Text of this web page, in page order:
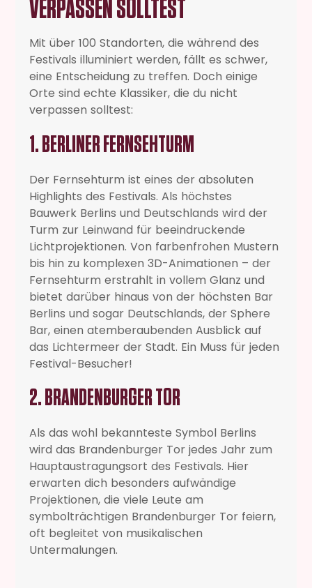
VERPASSEN SOLLTEST
Mit über 100 Standorten, die während des
Festivals illuminiert werden, fällt es schwer,
eine Entscheidung zu treffen. Doch einige
Orte sind echte Klassiker, die du nicht
verpassen solltest:
1. BERLINER FERNSEHTURM
Der Fernsehturm ist eines der absoluten
Highlights des Festivals. Als höchstes
Bauwerk Berlins und Deutschlands wird der
Turm zur Leinwand für beeindruckende
Lichtprojektionen. Von farbenfrohen Mustern
bis hin zu komplexen 3D-Animationen – der
Fernsehturm erstrahlt in vollem Glanz und
bietet darüber hinaus von der höchsten Bar
Berlins und sogar Deutschlands, der Sphere
Bar, einen atemberaubenden Ausblick auf
das Lichtermeer der Stadt. Ein Muss für jeden
Festival-Besucher!
2. BRANDENBURGER TOR
Als das wohl bekannteste Symbol Berlins
wird das Brandenburger Tor jedes Jahr zum
Hauptaustragungsort des Festivals. Hier
erwarten dich besonders aufwändige
Projektionen, die viele Leute am
symbolträchtigen Brandenburger Tor feiern,
oft begleitet von musikalischen
Untermalungen.